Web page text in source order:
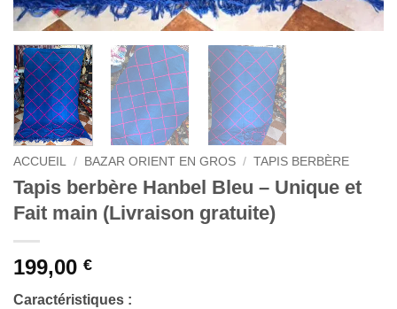
ACCUEIL / BAZAR ORIENT EN GROS / TAPIS BERBÈRE
Tapis berbère Hanbel Bleu – Unique et
Fait main (Livraison gratuite)
199,00 €
Caractéristiques :